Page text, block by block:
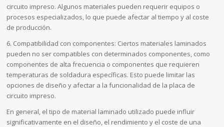
circuito impreso. Algunos materiales pueden requerir equipos o
procesos especializados, lo que puede afectar al tiempo y al coste
de producción.
6. Compatibilidad con componentes: Ciertos materiales laminados
pueden no ser compatibles con determinados componentes, como
componentes de alta frecuencia o componentes que requieren
temperaturas de soldadura específicas. Esto puede limitar las
opciones de diseño y afectar a la funcionalidad de la placa de
circuito impreso.
En general, el tipo de material laminado utilizado puede influir
significativamente en el diseño, el rendimiento y el coste de una